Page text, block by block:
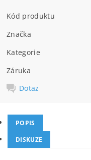
Kód produktu
Značka
Kategorie
Záruka
Dotaz
POPIS
DISKUZE